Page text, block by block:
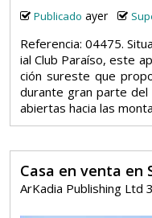
Publicado ayer
Referencia: 04475.
ial Club Paraíso, este
ción sureste que
durante gran parte del
abiertas hacia las
Casa en venta en
ArKadia Publishing Ltd 3